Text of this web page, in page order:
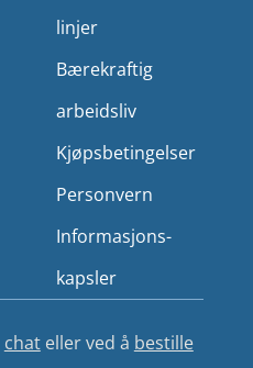
linjer
Bærekraftig
arbeidsliv
Kjøps­betingelser
Person­vern
Informasjons­
kapsler
chateller ved å bestille